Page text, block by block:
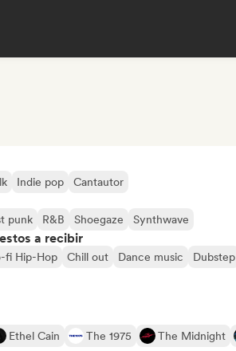
Indie pop Cantautor
punk R&B Shoegaze Synthwave
a recibir
fi Hip-Hop Chill out Dance music
Dubstep
Ethel Cain The 1975 The Midnight